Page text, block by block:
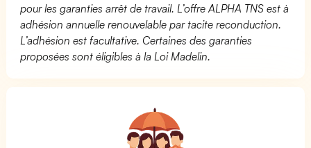
pour les garanties arrêt de travail. L’offre ALPHA TNS est à
adhésion annuelle renouvelable par tacite reconduction.
L’adhésion est facultative. Certaines des garanties
proposées sont éligibles à la Loi Madelin.